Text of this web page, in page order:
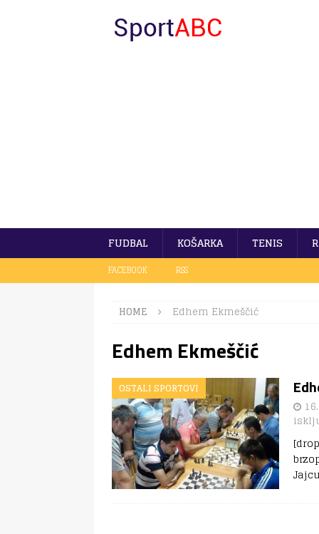
FUDBAL KOŠARKA TENIS
FACEBOOK RSS
HOME Edhem Ekmeščić
Edhem Ekmeščić
OSTALI SPORTOVI